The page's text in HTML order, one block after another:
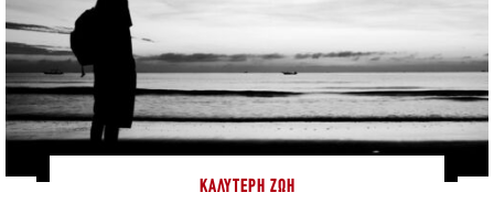
ΚΑΛΎΤΕΡΗ ΖΩΉ